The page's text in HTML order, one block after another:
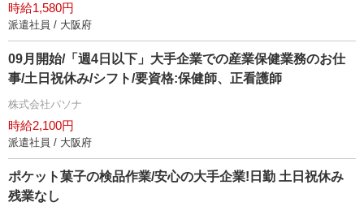
時給1,580円
派遣社員 / 大阪府
09月開始/「週4日以下」大手企業での産業保健業務のお仕
事/土日祝休み/シフト/要資格:保健師、正看護師
株式会社パソナ
時給2,100円
派遣社員 / 大阪府
ポケット菓子の検品作業/安心の大手企業!日勤 土日祝休み
残業なし